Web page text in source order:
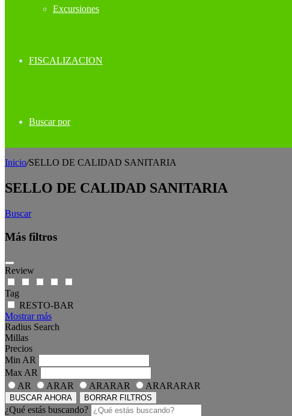
Excursiones
FISCALIZACION
Buscar por
Inicio/SELLO DE CALIDAD SANITARIA
SELLO DE CALIDAD SANITARIA
Buscar
Más filtros
Review
Tag
RESTO-BAR
Mostrar más
Radius Search
Millas
Precios
Min AR
Max AR
AR
ARAR ARARAR ARARARAR
BUSCAR AHORA BORRAR FILTROS
¿Qué estás buscando?